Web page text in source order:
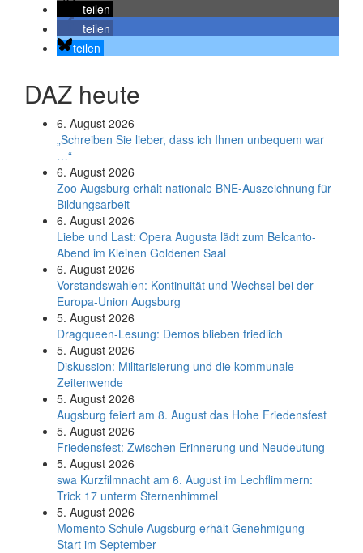
teilen
teilen
teilen
DAZ heute
6. August 2026
„Schreiben Sie lieber, dass ich Ihnen unbequem war
…“
6. August 2026
Zoo Augsburg erhält nationale BNE-Auszeichnung für
Bildungsarbeit
6. August 2026
Liebe und Last: Opera Augusta lädt zum Belcanto-
Abend im Kleinen Goldenen Saal
6. August 2026
Vorstandswahlen: Kontinuität und Wechsel bei der
Europa-Union Augsburg
5. August 2026
Dragqueen-Lesung: Demos blieben friedlich
5. August 2026
Diskussion: Mi­li­ta­ri­sie­rung und die kommunale
Zeitenwende
5. August 2026
Augsburg feiert am 8. August das Hohe Friedensfest
5. August 2026
Friedensfest: Zwischen Erinnerung und Neudeutung
5. August 2026
swa Kurz­film­nacht am 6. August im Lech­flim­mern:
Trick 17 unterm Sternen­himmel
5. August 2026
Momento Schule Augsburg erhält Genehmigung –
Start im September